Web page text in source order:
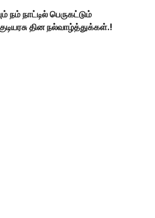
நம் நாட்டில் பெருகட்டும்
தின நல்வாழ்த்துக்கள்.!